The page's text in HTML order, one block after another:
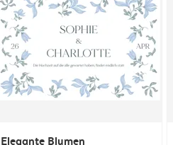
Elegante Blumen